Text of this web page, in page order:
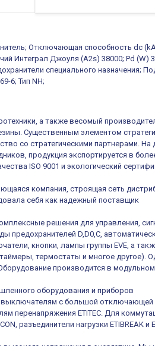
Отключающая способность dc
Интеграл Джоуля (A2s) 38000; Pd (W)
специального назначения;
6; Тип NH;
а также весомый
Существенным элементом
со стратегическими партнерами. На
продукция экспортируется в
ISO 9001 и экологический
компания, строящая сеть
себя как надежный поставщик
решения для управления,
предохранителей D,D0,C,
кнопки, лампы группы EVE, а
термостаты и многое другое).
производится в модульном
оборудования и приборов
выключателям с большой отключающей
перенапряжения ETITEC. Для
разъединители нагрузки ETIBREAK и